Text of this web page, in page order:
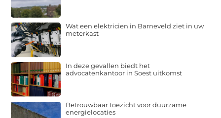
Wat een elektricien in Barneveld ziet in uw
meterkast
In deze gevallen biedt het
advocatenkantoor in Soest uitkomst
Betrouwbaar toezicht voor duurzame
energielocaties